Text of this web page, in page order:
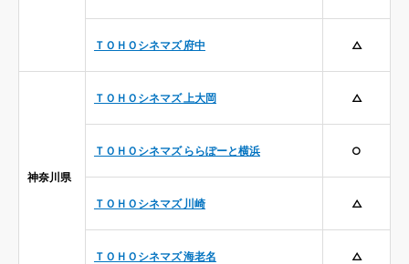
ＴＯＨＯシネマズ 府中 △
神奈川県
ＴＯＨＯシネマズ 上大岡 △
ＴＯＨＯシネマズ ららぽーと横浜 ○
ＴＯＨＯシネマズ 川崎 △
ＴＯＨＯシネマズ 海老名 △